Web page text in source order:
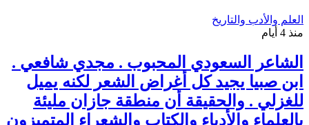
العلم والأدب والتاريخ
منذ 4 أيام
الشاعر السعودي المحبوب . مجدي شافعي .
ابن صبيا يجيد كل أغراض الشعر لكنه يميل
للغزلي . والحقيقة أن منطقة جازان مليئة
بالعلماء والأدباء والكتاب والشعراء المتميزون